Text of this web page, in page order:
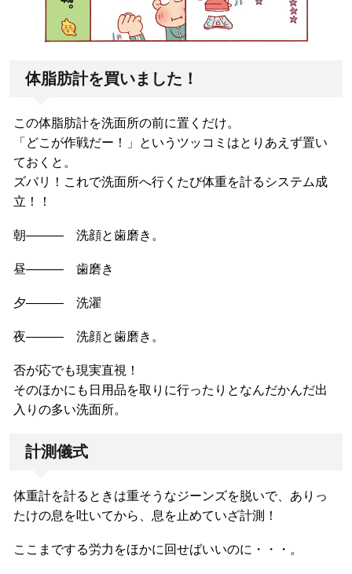
体脂肪計を買いました！
この体脂肪計を洗面所の前に置くだけ。
「どこが作戦だー！」というツッコミはとりあえず置い
ておくと。
ズバリ！これで洗面所へ行くたび体重を計るシステム成
立！！
朝――― 洗顔と歯磨き。
昼――― 歯磨き
夕――― 洗濯
夜――― 洗顔と歯磨き。
否が応でも現実直視！
そのほかにも日用品を取りに行ったりとなんだかんだ出
入りの多い洗面所。
計測儀式
体重計を計るときは重そうなジーンズを脱いで、ありっ
たけの息を吐いてから、息を止めていざ計測！
ここまでする労力をほかに回せばいいのに・・・。